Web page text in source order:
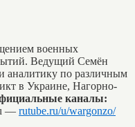
военных
Ведущий Семён
аналитику по различным
в Украине, Нагорно-
каналы:
— rutube.ru/u/wargonzo/